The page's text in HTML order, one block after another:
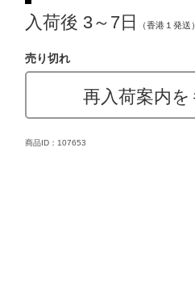
入荷後 3～7日
（香港１発送）
売り切れ
再入荷案内を
商品ID：107653